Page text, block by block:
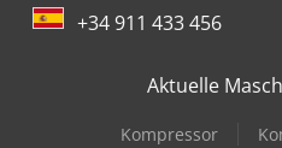
+34 911 433 456
Aktuelle
Kompressor